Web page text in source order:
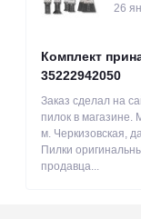
26
Комплект
35222942050
Заказ сделал на
пилок в магазине.
м. Черкизовская,
Пилки
продавца...